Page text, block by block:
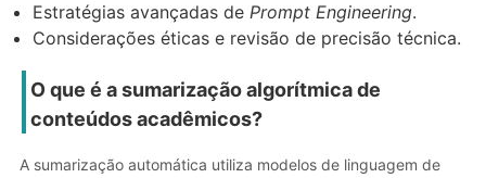
Estratégias avançadas de Prompt Engineering.
Considerações éticas e revisão de precisão técnica.
O que é a sumarização algorítmica de
conteúdos acadêmicos?
A sumarização automática utiliza modelos de linguagem de